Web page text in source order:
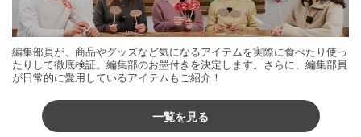
編集部員が、商品やグッズなど気になるアイテムを実際に食べたり使っ
たりして徹底検証。編集部のお墨付きを決定します。さらに、編集部員
が日常的に愛用しているアイテムもご紹介！
一覧を見る